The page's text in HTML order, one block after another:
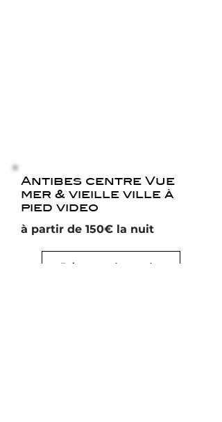
Antibes centre Vue
mer & vieille ville à
pied video
à partir de 150€ la nuit
Faire une demande